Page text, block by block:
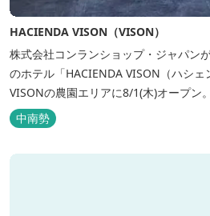
HACIENDA VISON（VISON）
株式会社コンランショップ・ジャパン
のホテル「HACIENDA VISON（ハシェ
VISONの農園エリアに8/1(木)オープン。 VISONでも最も緑豊かな
農園エリアに建つHACIENDA VISON。
の“HACIENDA”は、スペイン語で荘園の
中南勢